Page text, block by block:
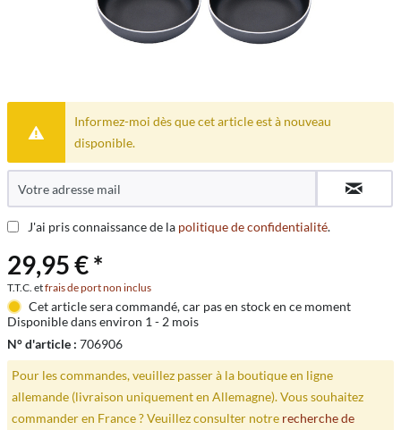
Informez-moi dès que cet article est à nouveau
disponible.
J'ai pris connaissance de la politique de confidentialité.
29,95 € *
T.T.C. etfrais de port non inclus
Cet article sera commandé, car pas en stock en ce moment
Disponible dans environ 1 - 2 mois
N° d'article : 706906
Pour les commandes, veuillez passer à la boutique en ligne
allemande (livraison uniquement en Allemagne). Vous souhaitez
commander en France ? Veuillez consulter notre recherche de